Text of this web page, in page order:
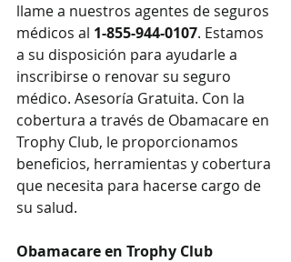
llame a nuestros agentes de seguros
médicos al 1-855-944-0107. Estamos
a su disposición para ayudarle a
inscribirse o renovar su seguro
médico. Asesoría Gratuita. Con la
cobertura a través de Obamacare en
Trophy Club, le proporcionamos
beneficios, herramientas y cobertura
que necesita para hacerse cargo de
su salud.
Obamacare en Trophy Club